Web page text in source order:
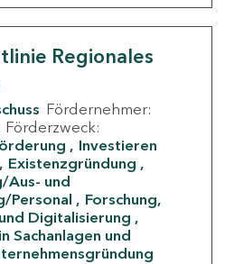
Regionales
Fördernehmer:
Förderzweck:
Investieren
Existenzgründung
Aus- und
Personal
Forschung,
Digitalisierung
Sachanlagen und